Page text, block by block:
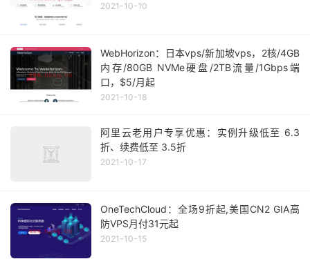
2021-10-10
WebHorizon：日本vps/新加坡vps，2核/4GB
内存/80GB NVMe硬盘/2TB流量/1Gbps端
口，$5/月起
2021-10-18
阿里云老用户专享优惠：实例升级低至 6.3
折、续费低至 3.5折
2021-10-17
OneTechCloud：全场9折起,美国CN2 GIA高
防VPS月付31元起
2021-10-15